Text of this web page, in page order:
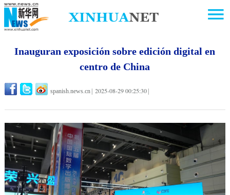
Inauguran exposición sobre edición digital en
centro de China
spanish.news.cn 2025-08-29 00:25:30